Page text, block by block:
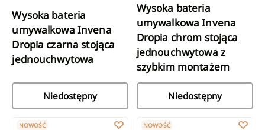
Wysoka bateria
umywalkowa Invena
Dropia czarna stojąca
jednouchwytowa
Niedostępny
Wysoka bateria
umywalkowa Invena
Dropia chrom stojąca
jednouchwytowa z
szybkim montażem
Niedostępny
Bateria umywalkowa Invena Dropia chrom stojąca
NOWOŚĆ Bateria umywalkowa Invena
NOWOŚĆ